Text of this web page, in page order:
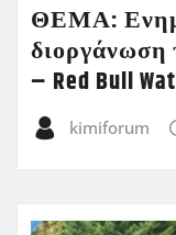
ΘΕΜΑ:
διοργάνωση
– Red Bull
kimiforum